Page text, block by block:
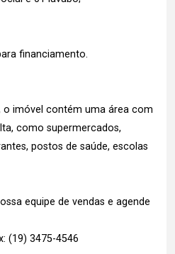
financiamento.
o imóvel contém uma área com
como supermercados,
postos de saúde, escolas
equipe de vendas e agende
(19) 3475-4546